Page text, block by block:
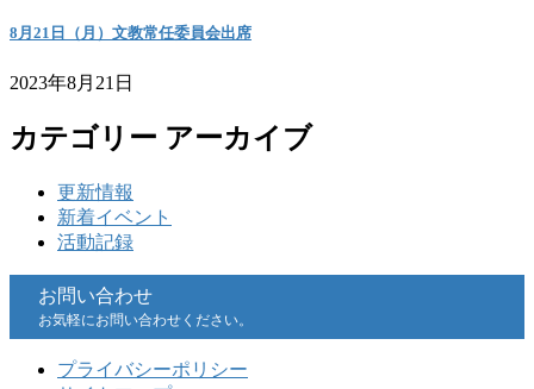
8月21日（月）文教常任委員会出席
2023年8月21日
カテゴリー アーカイブ
更新情報
新着イベント
活動記録
お問い合わせ
お気軽にお問い合わせください。
プライバシーポリシー